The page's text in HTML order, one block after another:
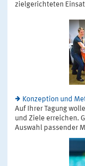
zielgerichteten
Konzeption und
Auf Ihrer Tagung
und Ziele erreichen.
Auswahl passender